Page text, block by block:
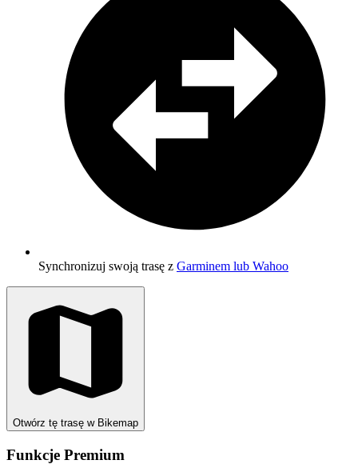
Synchronizuj swoją trasę z Garminem lub Wahoo
Otwórz tę trasę w Bikemap
Funkcje Premium